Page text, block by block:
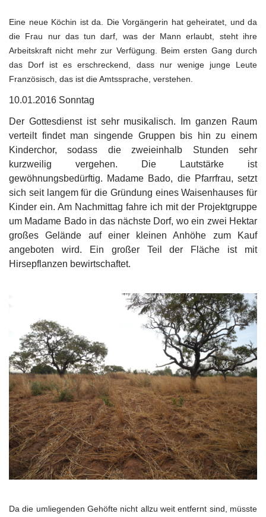
Eine neue Köchin ist da. Die Vorgängerin hat geheiratet, und da
die Frau nur das tun darf, was der Mann erlaubt, steht ihre
Arbeitskraft nicht mehr zur Verfügung. Beim ersten Gang durch
das Dorf ist es erschreckend, dass nur wenige junge Leute
Französisch, das ist die Amtssprache, verstehen.
10.01.2016 Sonntag
Der Gottesdienst ist sehr musikalisch. Im ganzen Raum
verteilt findet man singende Gruppen bis hin zu einem
Kinderchor, sodass die zweieinhalb Stunden sehr
kurzweilig vergehen. Die Lautstärke ist
gewöhnungsbedürftig. Madame Bado, die Pfarrfrau, setzt
sich seit langem für die Gründung eines Waisenhauses für
Kinder ein. Am Nachmittag fahre ich mit der Projektgruppe
um Madame Bado in das nächste Dorf, wo ein zwei Hektar
großes Gelände auf einer kleinen Anhöhe zum Kauf
angeboten wird. Ein großer Teil der Fläche ist mit
Hirsepflanzen bewirtschaftet.
Da die umliegenden Gehöfte nicht allzu weit entfernt sind, müsste